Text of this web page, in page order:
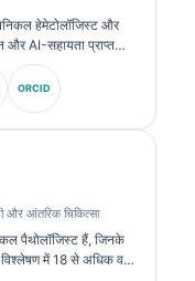
हेमेटोलॉजिस्ट और
और AI-सहायता प्राप्त
का अनुभव है। Kantesti AI
वाले न्यूरल नेटवर्क की
प्रदान करते हैं। डॉ. क्लाइन
ORCID
और आंतरिक चिकित्सा
पैथोलॉजिस्ट हैं, जिनके
में 18 से अधिक वर्षों